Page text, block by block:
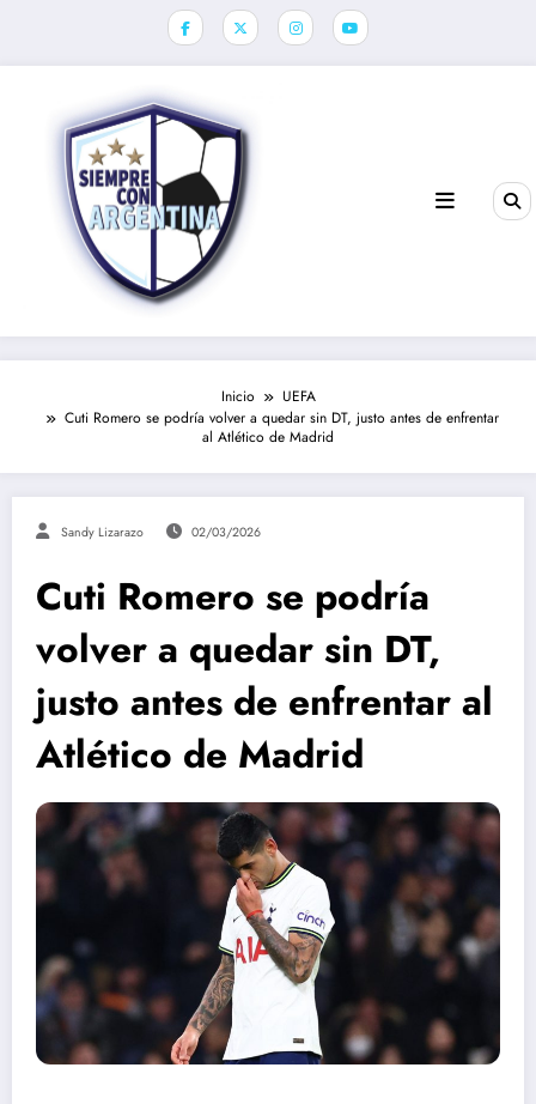
Inicio
UEFA
Cuti Romero se podría volver a quedar sin DT, justo antes de enfrentar
al Atlético de Madrid
Sandy Lizarazo 02/03/2026
Cuti Romero se podría
volver a quedar sin DT,
justo antes de enfrentar al
Atlético de Madrid